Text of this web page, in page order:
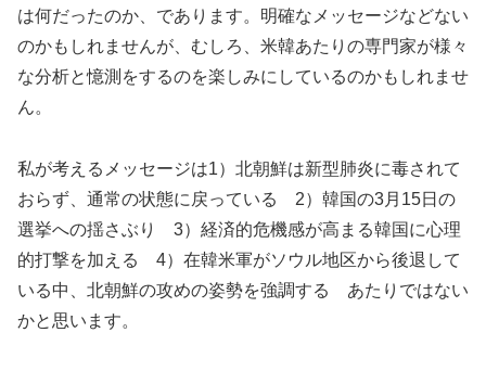
は何だったのか、であります。明確なメッセージなどない
のかもしれませんが、むしろ、米韓あたりの専門家が様々
な分析と憶測をするのを楽しみにしているのかもしれませ
ん。
私が考えるメッセージは1）北朝鮮は新型肺炎に毒されて
おらず、通常の状態に戻っている 2）韓国の3月15日の
選挙への揺さぶり 3）経済的危機感が高まる韓国に心理
的打撃を加える 4）在韓米軍がソウル地区から後退して
いる中、北朝鮮の攻めの姿勢を強調する あたりではない
かと思います。